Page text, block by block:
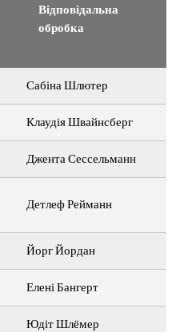
Відповідальна
обробка
Сабіна Шлютер
Клаудія Швайнсберг
Джента Сессельманн
Детлеф Рейманн
Йорг Йордан
Елені Бангерт
Юдіт Шлёмер